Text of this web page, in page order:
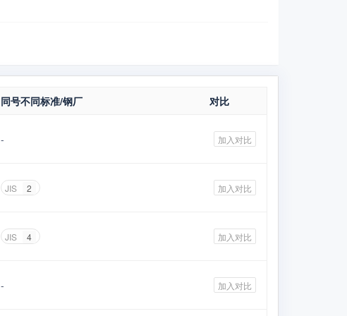
同号不同标准/钢厂 对比
- 加入对比
JIS 2 加入对比
JIS 4 加入对比
- 加入对比